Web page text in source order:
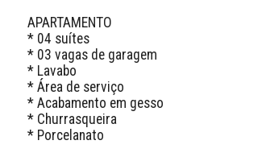
APARTAMENTO
* 04 suítes
* 03 vagas de garagem
* Lavabo
* Área de serviço
* Acabamento em gesso
* Churrasqueira
* Porcelanato